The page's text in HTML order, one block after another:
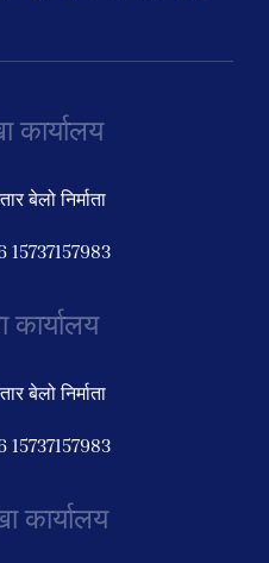
कार्यालय
बेलो निर्माता
15737157983
कार्यालय
बेलो निर्माता
15737157983
कार्यालय